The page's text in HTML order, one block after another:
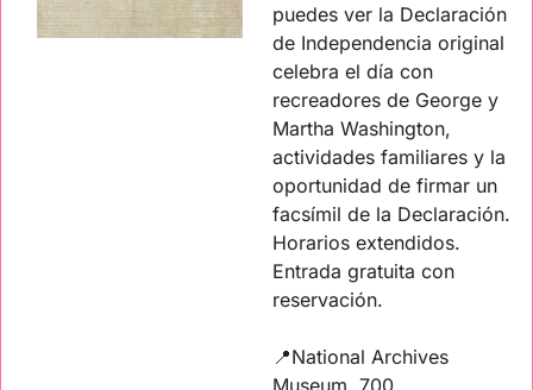
puedes ver la Declaración
de Independencia original
celebra el día con
recreadores de George y
Martha Washington,
actividades familiares y la
oportunidad de firmar un
facsímil de la Declaración.
Horarios extendidos.
Entrada gratuita con
reservación.
📍National Archives